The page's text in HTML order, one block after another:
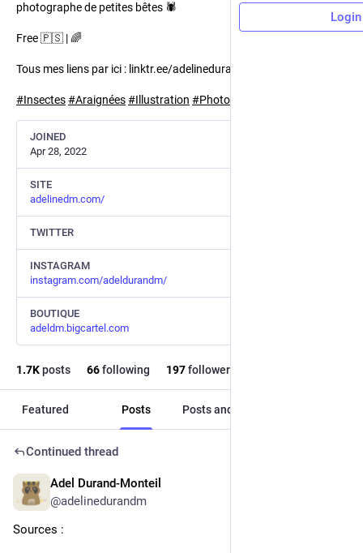
photographe de petites bêtes 🕷️
Free 🇵🇸 | 🌈
Tous mes liens par ici : linktr.ee/adelinedurandm
#Insectes#Araignées#Illustration #Photographie
JOINED
Apr 28, 2022
SITE
adelinedm.com/
TWITTER
INSTAGRAM
instagram.com/adeldurandm/
BOUTIQUE
adeldm.bigcartel.com
1.7Kposts 66following 197followers
Featured Posts Posts and replies
Continued thread
Adel Durand-Monteil
@adelinedurandm
Sources :
Login